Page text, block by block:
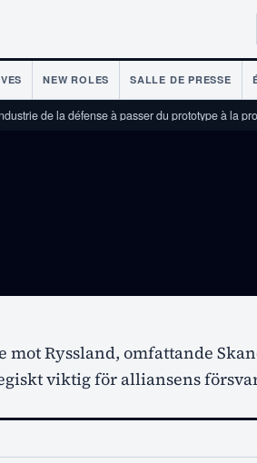
NEW ROLES SALLE DE PRESSE
de la défense à passer du prototype à la
mot Ryssland, omfattande
viktig för alliansens